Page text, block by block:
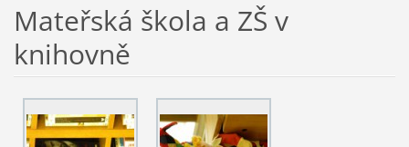
Mateřská škola a ZŠ v
knihovně